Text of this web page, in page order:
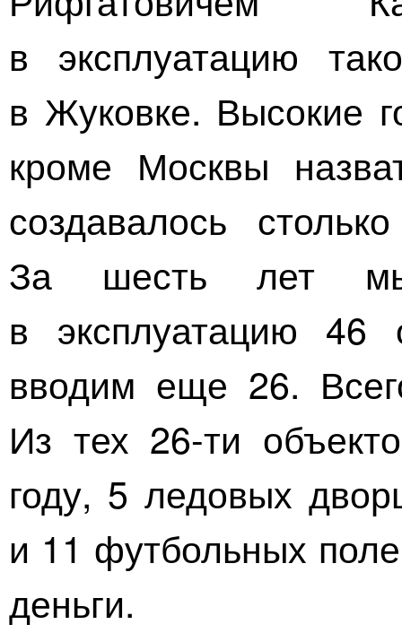
в эксплуатацию
в Жуковке. Высокие
кроме Москвы
создавалось
За шесть лет
в эксплуатацию 46
вводим еще 26.
Из тех 26-ти
году, 5 ледовых
и 11 футбольных
деньги.